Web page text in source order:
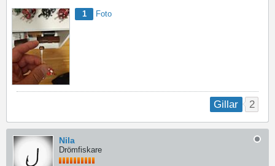
1 Foto
Gillar 2
Nila
Drömfiskare